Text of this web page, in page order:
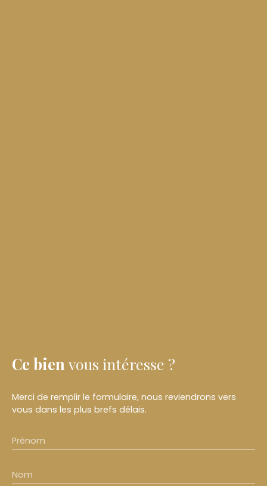
Ce bien vous intéresse ?
Merci de remplir le formulaire, nous reviendrons vers
vous dans les plus brefs délais.
Prénom
Nom